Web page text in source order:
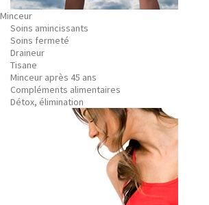
Minceur
Soins amincissants
Soins fermeté
Draineur
Tisane
Minceur après 45 ans
Compléments alimentaires
Détox, élimination